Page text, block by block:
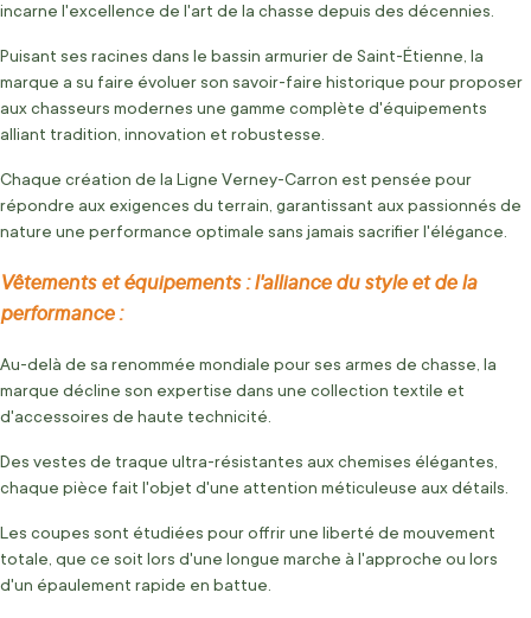
incarne l'excellence de l'art de la chasse depuis des décennies.
Puisant ses racines dans le bassin armurier de Saint-Étienne, la
marque a su faire évoluer son savoir-faire historique pour proposer
aux chasseurs modernes une gamme complète d'équipements
alliant tradition, innovation et robustesse.
Chaque création de la Ligne Verney-Carron est pensée pour
répondre aux exigences du terrain, garantissant aux passionnés de
nature une performance optimale sans jamais sacrifier l'élégance.
Vêtements et équipements : l'alliance du style et de la
performance :
Au-delà de sa renommée mondiale pour ses armes de chasse, la
marque décline son expertise dans une collection textile et
d'accessoires de haute technicité.
Des vestes de traque ultra-résistantes aux chemises élégantes,
chaque pièce fait l'objet d'une attention méticuleuse aux détails.
Les coupes sont étudiées pour offrir une liberté de mouvement
totale, que ce soit lors d'une longue marche à l'approche ou lors
d'un épaulement rapide en battue.